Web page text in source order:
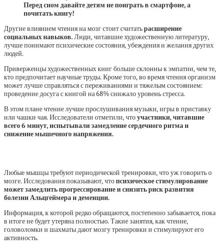
Перед сном давайте детям не поиграть в смартфоне, а
почитать книгу!
Другие влиянием чтения на мозг стоит считатьрасширение
социальных навыков.Люди, читавшие художественную литературу,
лучше понимают психические состояния, убеждения и желания других
людей.
Приверженцы художественных книг больше склонны к эмпатии, чем те,
кто предпочитает научные труды. Кроме того, во время чтения организм
может лучше справляться с переживаниями и тяжелым состоянием:
проведение досуга с книгой на 68% снижало уровень стресса.
В этом плане чтение лучше прослушивания музыки, игры в приставку
или чашки чая. Исследователи отметили, чтоучастники, читавшие
всего 6 минут, испытывали замедление сердечного ритма и
снижение мышечного напряжения.
Любые мышцы требуют периодической тренировки, что уж говорить о
мозге. Исследования показывают, чтопсихическое стимулирование
может замедлить прогрессирование и снизить риск развития
болезни Альцгеймера и деменции.
Информация, к которой редко обращаются, постепенно забывается, пока
в итоге не будет утеряна полностью. Такие занятия, как чтение,
головоломки и шахматы дают мозгу тренировки и стимулируют его
активность.